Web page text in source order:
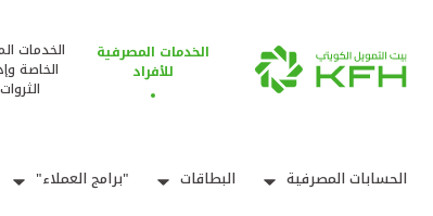
الخدمات المصرفية
للأفراد
الخدمات
الخاصة
الثروات
الحسابات المصرفية البطاقات "برامج العملاء"